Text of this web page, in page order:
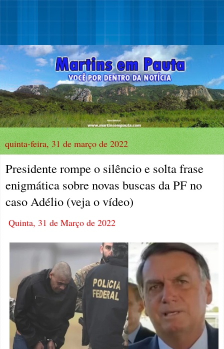
quinta-feira, 31 de março de 2022
Presidente rompe o silêncio e solta frase
enigmática sobre novas buscas da PF no
caso Adélio (veja o vídeo)
Quinta, 31 de Março de 2022